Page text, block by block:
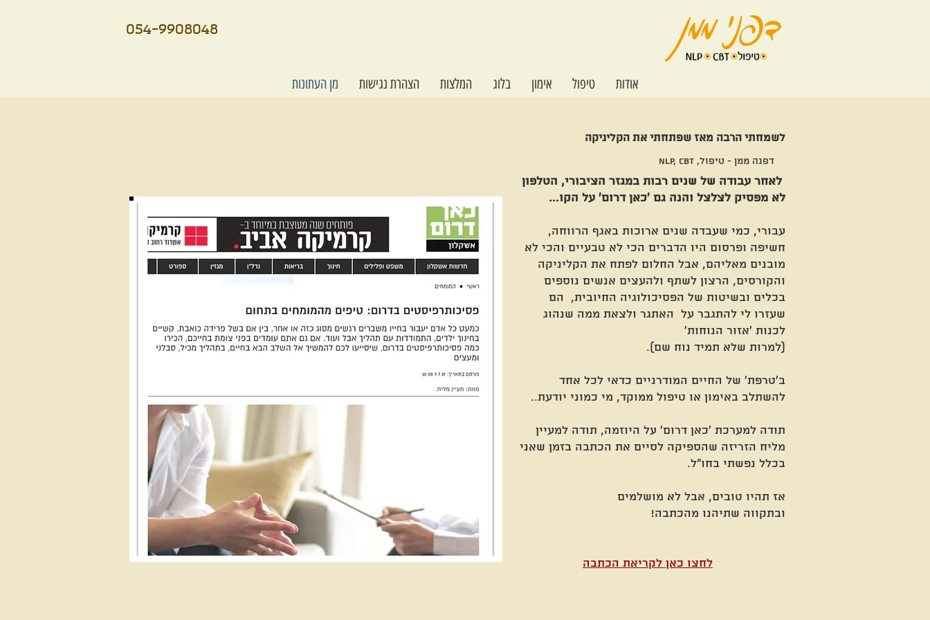
054-9908048
אודות טיפול אימון בלוג המלצות הצהרת נגישות מן העתונות
לשמחתי הרבה מאז שפתחתי את הקליניקה
דפנה ממן - טיפול, NLP, CBT
לאחר עבודה של שנים רבות במגזר הציבורי, הטלפון
לא מפסיק לצלצל והנה גם 'כאן דרום' על הקו...
עבורי, כמי שעבדה שנים ארוכות באגף הרווחה,
חשיפה ופרסום היו הדברים הכי לא טבעיים והכי לא
מובנים מאליהם, אבל החלום לפתח את הקליניקה
והקורסים, הרצון לשתף ולהעצים אנשים נוספים
בכלים ובשיטות של הפסיכולוגיה החיובית, הם
שעזרו לי להתגבר על האתגר ולצאת ממה שנהוג
לכנות 'אזור הנוחות'
(למרות שלא תמיד נוח שם).
ב'טרפת' של החיים המודרניים כדאי לכל אחד
להשתלב באימון או טיפול ממוקד, מי כמוני יודעת..
תודה למערכת 'כאן דרום' על היוזמה, תודה למעיין
מליח הזריזה שהספיקה לסיים את הכתבה בזמן שאני
בכלל נפשתי בחו"ל.
אז תהיו טובים, אבל לא מושלמים
ובתקווה שתיהנו מהכתבה!
לחצו כאן לקריאת הכתבה